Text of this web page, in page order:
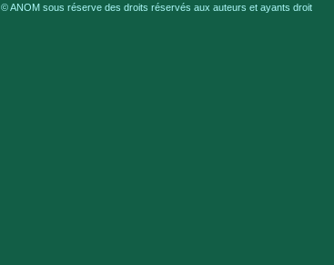
© ANOM sous réserve des droits réservés aux auteurs et ayants droit